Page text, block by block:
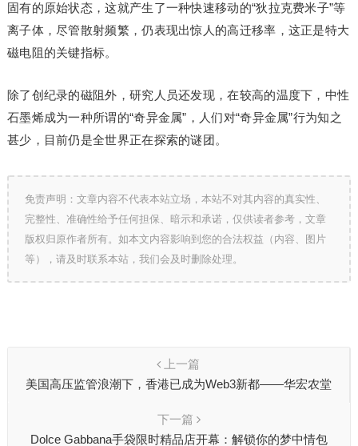
固有的原始状态，这就产生了一种快速移动的“狄拉克费米子”等
离子体，尽管散射频繁，仍表现出惊人的高迁移率，这正是特大
磁电阻的关键指标。
除了创纪录的磁阻外，研究人员还发现，在较高的温度下，中性
石墨烯成为一种所谓的“奇异金属”，人们对“奇异金属”行为知之
甚少，目前仍是全世界正在探索的谜团。
免责声明：文章内容不代表本站立场，本站不对其内容的真实性、
完整性、准确性给予任何担保、暗示和承诺，仅供读者参考，文章
版权归原作者所有。如本文内容影响到您的合法权益（内容、图片
等），请及时联系本站，我们会及时删除处理。
上一篇
美国高压监管浪潮下，香港已成为Web3新都——华宏农堂
下一篇
Dolce Gabbana手袋限时精品店开幕：解锁你的梦中情包